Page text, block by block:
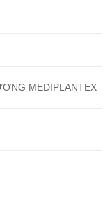
MEDIPLANTEX